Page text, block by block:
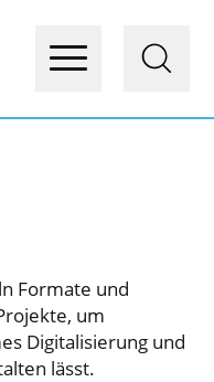
Formate und
um
Digitalisierung und
lässt.